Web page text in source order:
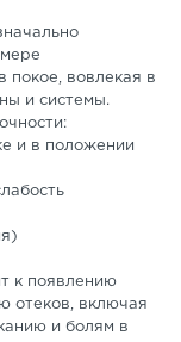
покое, вовлекая в
и системы.
и в положении
к появлению
отеков, включая
и болям в